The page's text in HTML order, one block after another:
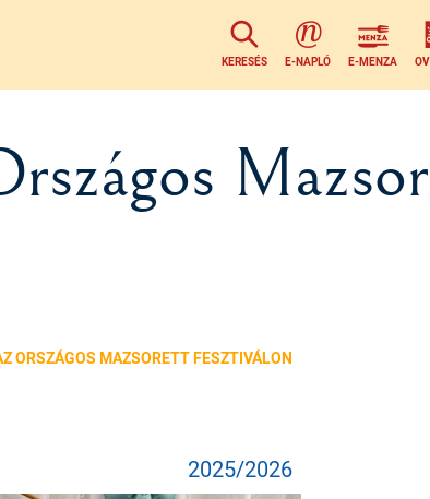
KERESÉS E-NAPLÓ E-MENZA
ORSZÁGOS MAZSORETT FESZTIVÁLON
2025/2026